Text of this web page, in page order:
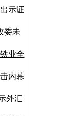
示证
委未
业全
内幕
外汇